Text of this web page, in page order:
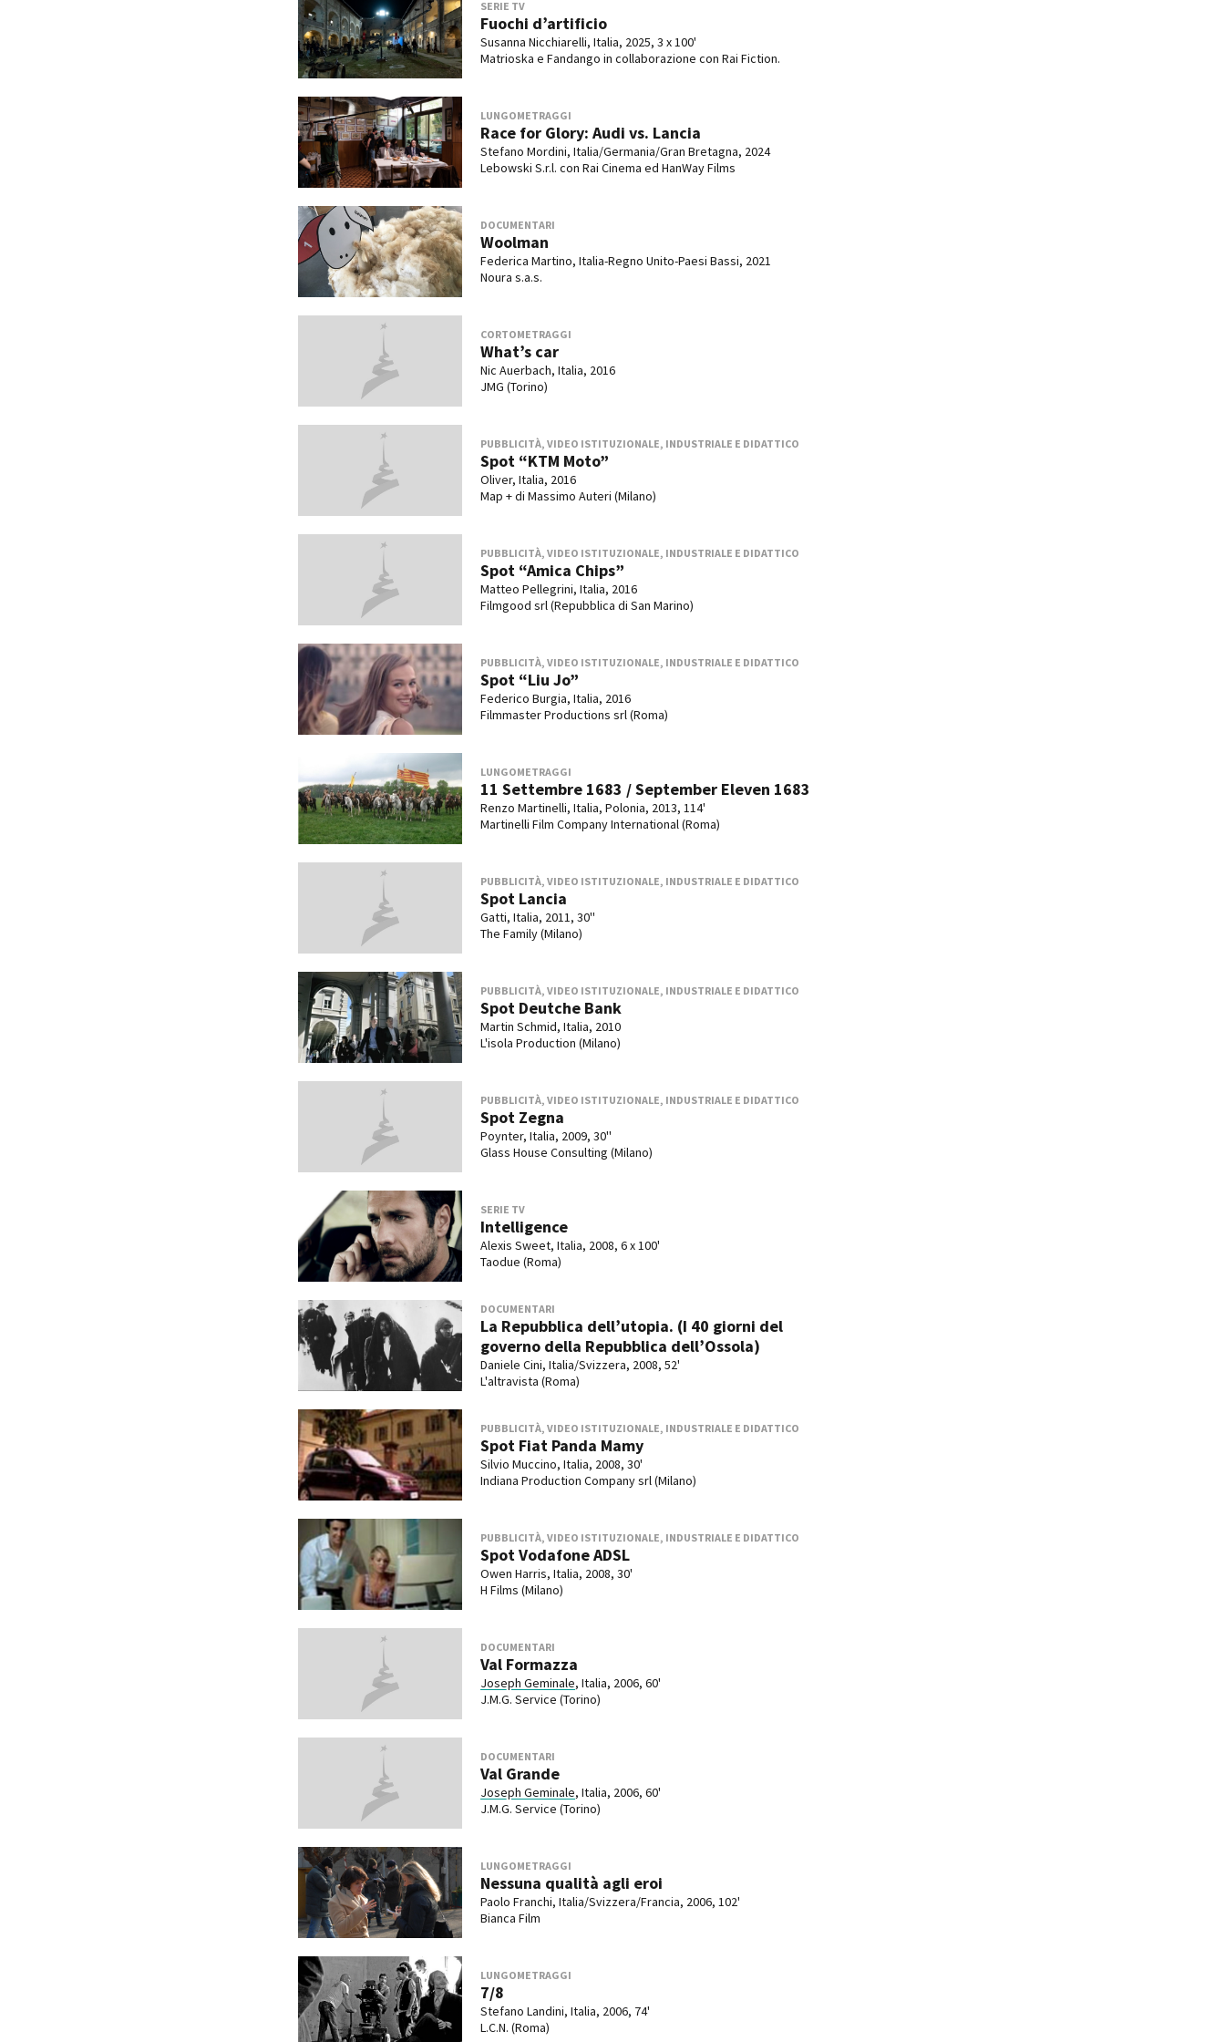
SERIE TV
Fuochi d’artificio
Susanna Nicchiarelli, Italia, 2025, 3 x 100'
Matrioska e Fandango in collaborazione con Rai Fiction.
LUNGOMETRAGGI
Race for Glory: Audi vs. Lancia
Stefano Mordini, Italia/Germania/Gran Bretagna, 2024
Lebowski S.r.l. con Rai Cinema ed HanWay Films
DOCUMENTARI
Woolman
Federica Martino, Italia-Regno Unito-Paesi Bassi, 2021
Noura s.a.s.
CORTOMETRAGGI
What’s car
Nic Auerbach, Italia, 2016
JMG (Torino)
PUBBLICITÀ, VIDEO ISTITUZIONALE, INDUSTRIALE E DIDATTICO
Spot “KTM Moto”
Oliver, Italia, 2016
Map + di Massimo Auteri (Milano)
PUBBLICITÀ, VIDEO ISTITUZIONALE, INDUSTRIALE E DIDATTICO
Spot “Amica Chips”
Matteo Pellegrini, Italia, 2016
Filmgood srl (Repubblica di San Marino)
PUBBLICITÀ, VIDEO ISTITUZIONALE, INDUSTRIALE E DIDATTICO
Spot “Liu Jo”
Federico Burgia, Italia, 2016
Filmmaster Productions srl (Roma)
LUNGOMETRAGGI
11 Settembre 1683 / September Eleven 1683
Renzo Martinelli, Italia, Polonia, 2013, 114'
Martinelli Film Company International (Roma)
PUBBLICITÀ, VIDEO ISTITUZIONALE, INDUSTRIALE E DIDATTICO
Spot Lancia
Gatti, Italia, 2011, 30''
The Family (Milano)
PUBBLICITÀ, VIDEO ISTITUZIONALE, INDUSTRIALE E DIDATTICO
Spot Deutche Bank
Martin Schmid, Italia, 2010
L'isola Production (Milano)
PUBBLICITÀ, VIDEO ISTITUZIONALE, INDUSTRIALE E DIDATTICO
Spot Zegna
Poynter, Italia, 2009, 30''
Glass House Consulting (Milano)
SERIE TV
Intelligence
Alexis Sweet, Italia, 2008, 6 x 100'
Taodue (Roma)
DOCUMENTARI
La Repubblica dell’utopia. (I 40 giorni del
governo della Repubblica dell’Ossola)
Daniele Cini, Italia/Svizzera, 2008, 52'
L'altravista (Roma)
PUBBLICITÀ, VIDEO ISTITUZIONALE, INDUSTRIALE E DIDATTICO
Spot Fiat Panda Mamy
Silvio Muccino, Italia, 2008, 30'
Indiana Production Company srl (Milano)
PUBBLICITÀ, VIDEO ISTITUZIONALE, INDUSTRIALE E DIDATTICO
Spot Vodafone ADSL
Owen Harris, Italia, 2008, 30'
H Films (Milano)
DOCUMENTARI
Val Formazza
Joseph Geminale, Italia, 2006, 60'
J.M.G. Service (Torino)
DOCUMENTARI
Val Grande
Joseph Geminale, Italia, 2006, 60'
J.M.G. Service (Torino)
LUNGOMETRAGGI
Nessuna qualità agli eroi
Paolo Franchi, Italia/Svizzera/Francia, 2006, 102'
Bianca Film
LUNGOMETRAGGI
7/8
Stefano Landini, Italia, 2006, 74'
L.C.N. (Roma)